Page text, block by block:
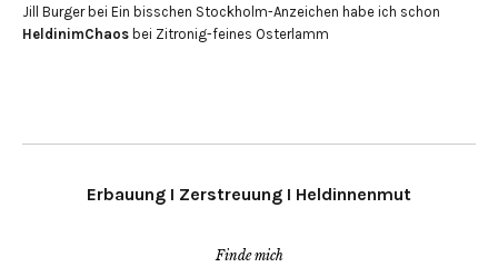
Jill Burgerbei Ein bisschen Stockholm-Anzeichen habe ich schon
HeldinimChaos bei Zitronig-feines Osterlamm
Erbauung I Zerstreuung I Heldinnenmut
Finde mich